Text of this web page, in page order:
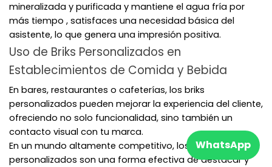
mineralizada y purificada y mantiene el agua fría por
más tiempo , satisfaces una necesidad básica del
asistente, lo que genera una impresión positiva.
Uso de Briks Personalizados en
Establecimientos de Comida y Bebida
En bares, restaurantes o cafeterías, los briks
personalizados pueden mejorar la experiencia del cliente,
ofreciendo no solo funcionalidad, sino también un
contacto visual con tu marca.
En un mundo altamente competitivo, los briks
personalizados son una forma efectiva de destacar y
WhatsApp